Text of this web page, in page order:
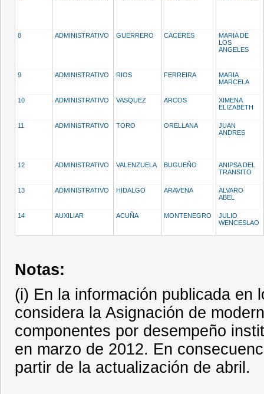
8 ADMINISTRATIVO GUERRERO CACERES
MARIA DE
LOS
ANGELES
9 ADMINISTRATIVO RIOS FERREIRA
MARIA
MARCELA
10 ADMINISTRATIVO VASQUEZ ARCOS
XIMENA
ELIZABETH
11 ADMINISTRATIVO TORO ORELLANA
JUAN
ANDRES
12 ADMINISTRATIVO VALENZUELA BUGUEÑO
ANIPSA DEL
TRANSITO
13 ADMINISTRATIVO HIDALGO ARAVENA
ALVARO
ABEL
14 AUXILIAR ACUÑA MONTENEGRO
JULIO
WENCESLAO
Notas:
(i) En la información publicada en
considera la Asignación de
componentes por desempeño
en marzo de 2012. En
partir de la actualización de abril.